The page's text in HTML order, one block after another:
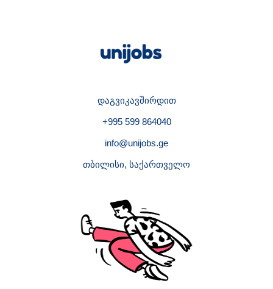
დაგვიკავშირდით
+995 599 864040
info@unijobs.ge
თბილისი, საქართველო